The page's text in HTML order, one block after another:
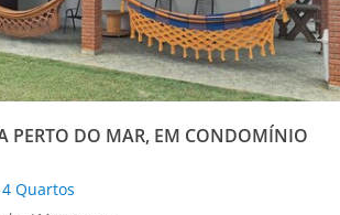
PERTO DO MAR, EM CONDOMÍNIO
4 Quartos